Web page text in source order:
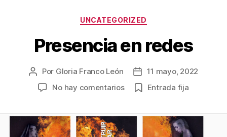
Categorías
UNCATEGORIZED
Presencia en redes
Autor
de
Por Gloria Franco León
Fecha
de
la
11 mayo, 2022
No hay comentariosen
redes
Entrada fija